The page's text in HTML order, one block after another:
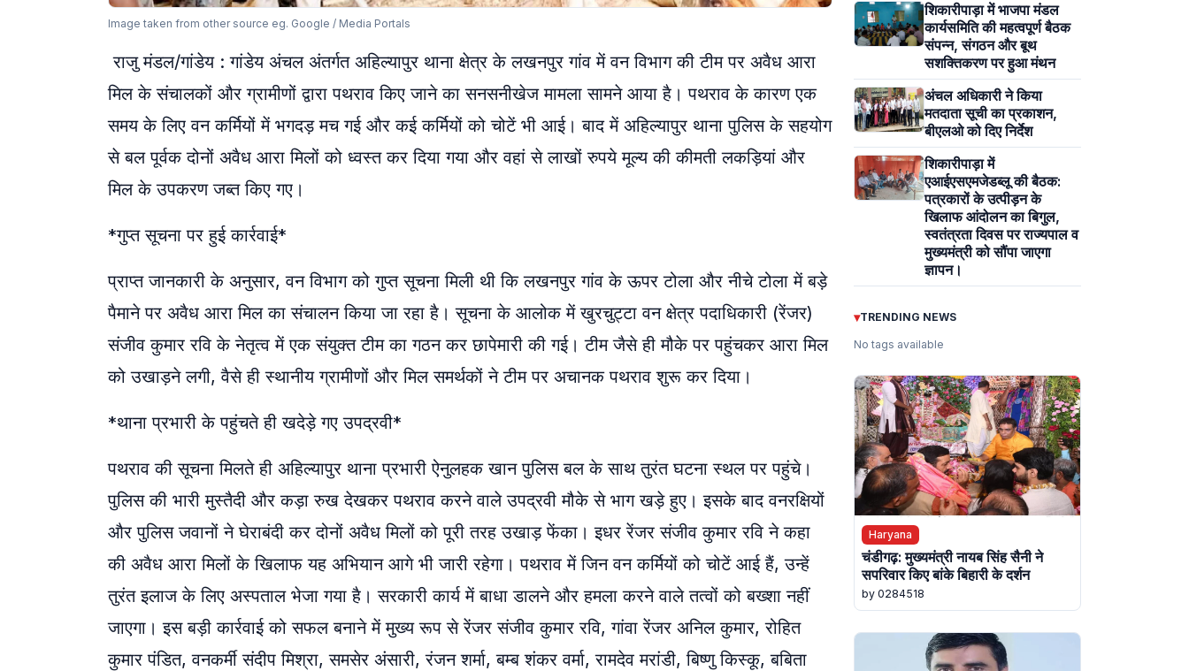
Image taken from other source eg. Google / Media Portals
राजु मंडल/गांडेय : गांडेय अंचल अंतर्गत अहिल्यापुर थाना क्षेत्र के लखनपुर गांव में वन विभाग की टीम पर अवैध आरा
मिल के संचालकों और ग्रामीणों द्वारा पथराव किए जाने का सनसनीखेज मामला सामने आया है। पथराव के कारण एक
समय के लिए वन कर्मियों में भगदड़ मच गई और कई कर्मियों को चोटें भी आई। बाद में अहिल्यापुर थाना पुलिस के सहयोग
से बल पूर्वक दोनों अवैध आरा मिलों को ध्वस्त कर दिया गया और वहां से लाखों रुपये मूल्य की कीमती लकड़ियां और
मिल के उपकरण जब्त किए गए।
*​गुप्त सूचना पर हुई कार्रवाई*
​प्राप्त जानकारी के अनुसार, वन विभाग को गुप्त सूचना मिली थी कि लखनपुर गांव के ऊपर टोला और नीचे टोला में बड़े
पैमाने पर अवैध आरा मिल का संचालन किया जा रहा है। सूचना के आलोक में खुरचुट्टा वन क्षेत्र पदाधिकारी (रेंजर)
संजीव कुमार रवि के नेतृत्व में एक संयुक्त टीम का गठन कर छापेमारी की गई। टीम जैसे ही मौके पर पहुंचकर आरा मिल
को उखाड़ने लगी, वैसे ही स्थानीय ग्रामीणों और मिल समर्थकों ने टीम पर अचानक पथराव शुरू कर दिया।
*​थाना प्रभारी के पहुंचते ही खदेड़े गए उपद्रवी*
​पथराव की सूचना मिलते ही अहिल्यापुर थाना प्रभारी ऐनुलहक खान पुलिस बल के साथ तुरंत घटना स्थल पर पहुंचे।
पुलिस की भारी मुस्तैदी और कड़ा रुख देखकर पथराव करने वाले उपद्रवी मौके से भाग खड़े हुए। इसके बाद वनरक्षियों
और पुलिस जवानों ने घेराबंदी कर दोनों अवैध मिलों को पूरी तरह उखाड़ फेंका। इधर ​रेंजर संजीव कुमार रवि ने कहा
की अवैध आरा मिलों के खिलाफ यह अभियान आगे भी जारी रहेगा। पथराव में जिन वन कर्मियों को चोटें आई हैं, उन्हें
तुरंत इलाज के लिए अस्पताल भेजा गया है। सरकारी कार्य में बाधा डालने और हमला करने वाले तत्वों को बख्शा नहीं
जाएगा। इस बड़ी कार्रवाई को सफल बनाने में मुख्य रूप से रेंजर संजीव कुमार रवि, गांवा रेंजर अनिल कुमार, रोहित
कुमार पंडित, वनकर्मी संदीप मिश्रा, समसेर अंसारी, रंजन शर्मा, बम्ब शंकर वर्मा, रामदेव मरांडी, बिष्णु किस्कू, बबिता
शिकारीपाड़ा में भाजपा मंडल
कार्यसमिति की महत्वपूर्ण बैठक
संपन्न, संगठन और बूथ
सशक्तिकरण पर हुआ मंथन
अंचल अधिकारी ने किया
मतदाता सूची का प्रकाशन,
बीएलओ को दिए निर्देश
शिकारीपाड़ा में
एआईएसएमजेडब्लू की बैठक:
पत्रकारों के उत्पीड़न के
खिलाफ आंदोलन का बिगुल,
स्वतंत्रता दिवस पर राज्यपाल व
मुख्यमंत्री को सौंपा जाएगा
ज्ञापन।
▾TRENDING NEWS
No tags available
Haryana
चंडीगढ़: मुख्यमंत्री नायब सिंह सैनी ने
सपरिवार किए बांके बिहारी के दर्शन
by 0284518